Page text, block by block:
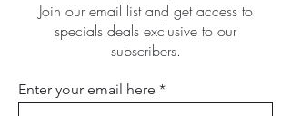
Join our email list and get access to
specials deals exclusive to our
subscribers.
Enter your email here